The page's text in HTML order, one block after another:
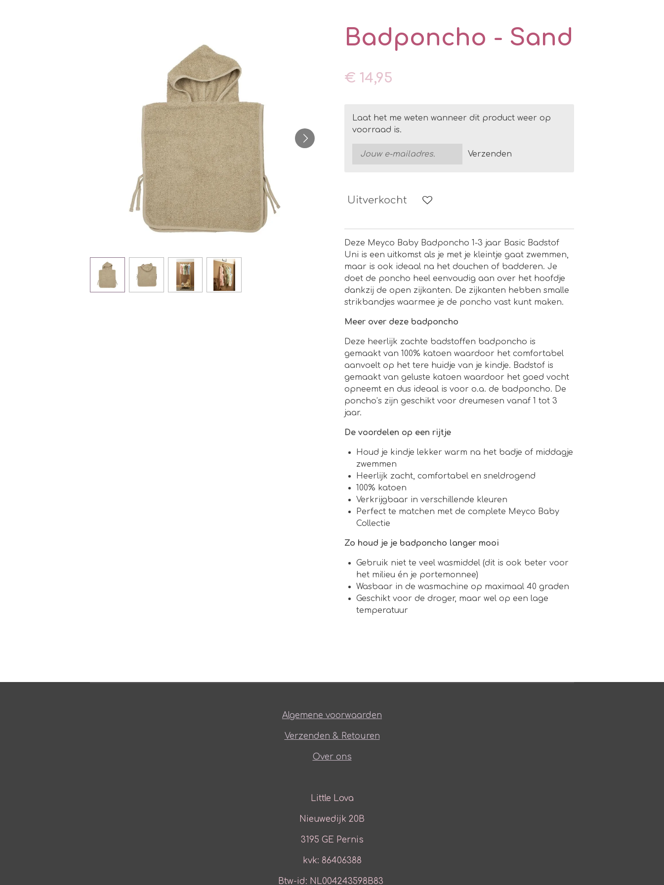
Badponcho - Sand
€ 14,95
Laat het me weten wanneer dit product weer op
voorraad is.
Verzenden
Uitverkocht
Deze Meyco Baby Badponcho 1-3 jaar Basic Badstof
Uni is een uitkomst als je met je kleintje gaat zwemmen,
maar is ook ideaal na het douchen of badderen. Je
doet de poncho heel eenvoudig aan over het hoofdje
dankzij de open zijkanten. De zijkanten hebben smalle
strikbandjes waarmee je de poncho vast kunt maken.
Meer over deze badponcho
Deze heerlijk zachte badstoffen badponcho is
gemaakt van 100% katoen waardoor het comfortabel
aanvoelt op het tere huidje van je kindje. Badstof is
gemaakt van geluste katoen waardoor het goed vocht
opneemt en dus ideaal is voor o.a. de badponcho. De
poncho’s zijn geschikt voor dreumesen vanaf 1 tot 3
jaar.
De voordelen op een rijtje
Houd je kindje lekker warm na het badje of middagje
zwemmen
Heerlijk zacht, comfortabel en sneldrogend
100% katoen
Verkrijgbaar in verschillende kleuren
Perfect te matchen met de complete Meyco Baby
Collectie
Zo houd je je badponcho langer mooi
Gebruik niet te veel wasmiddel (dit is ook beter voor
het milieu én je portemonnee)
Wasbaar in de wasmachine op maximaal 40 graden
Geschikt voor de droger, maar wel op een lage
temperatuur
Algemene voorwaarden
Verzenden & Retouren
Over ons
Little Lova
Nieuwedijk 20B
3195 GE Pernis
kvk: 86406388
Btw-id: NL004243598B83